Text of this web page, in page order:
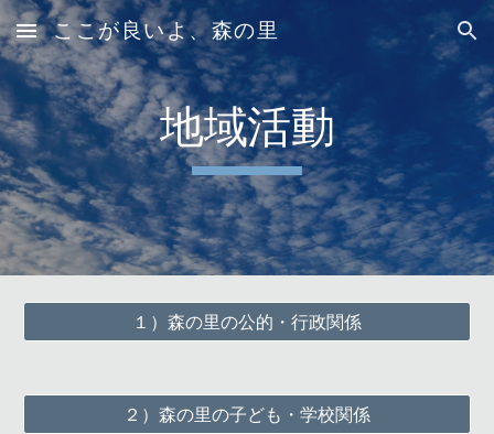
Skip to main content Skip to navigation
ここが良いよ、森の里
地域活動
１）森の里の公的・行政関係
２）森の里の子ども・学校関係